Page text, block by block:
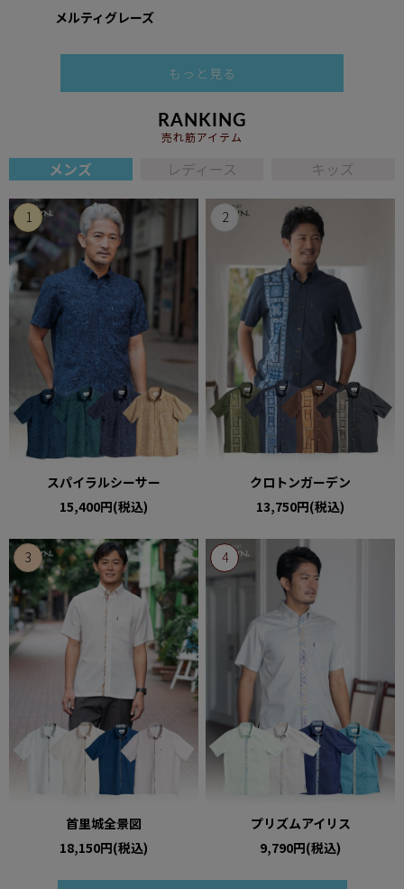
メルティグレーズ
もっと見る
RANKING
売れ筋アイテム
メンズ レディース キッズ
スパイラルシーサー
15,400円(税込)
クロトンガーデン
13,750円(税込)
首里城全景図
18,150円(税込)
プリズムアイリス
9,790円(税込)